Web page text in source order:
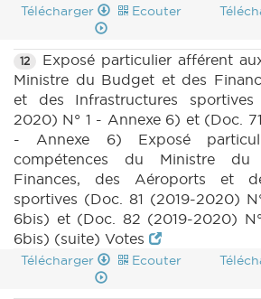
Télécharger Ecouter
12
Exposé particulier afférent
Ministre du Budget et des
et des Infrastructures
2020) N° 1 - Annexe 6) et (Doc.
- Annexe 6) Exposé
compétences du Ministre
Finances, des Aéroports et
sportives (Doc. 81 (2019-2020)
6bis) et (Doc. 82 (2019-2020)
6bis) (suite) Votes
Télécharger Ecouter